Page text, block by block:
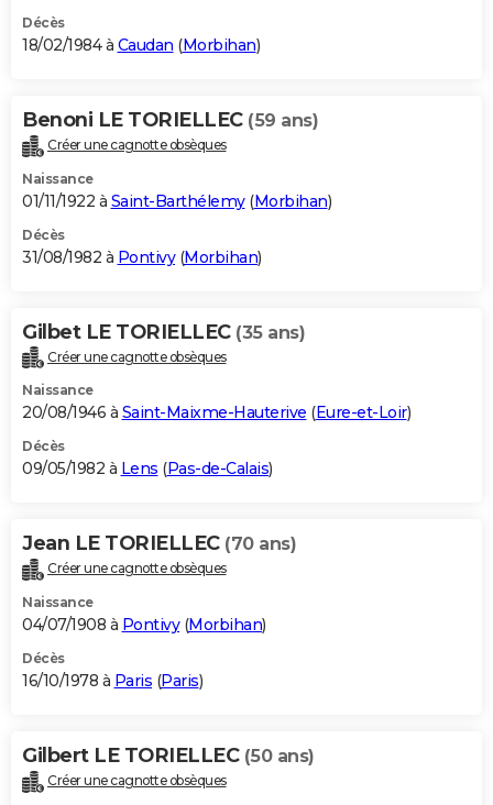
Décès
18/02/1984 à Caudan (Morbihan)
Benoni LE TORIELLEC (59 ans)
Créer une cagnotte obsèques
Naissance
01/11/1922 à Saint-Barthélemy(Morbihan)
Décès
31/08/1982 à Pontivy(Morbihan)
Gilbet LE TORIELLEC (35 ans)
Créer une cagnotte obsèques
Naissance
20/08/1946 à Saint-Maixme-Hauterive (Eure-et-Loir)
Décès
09/05/1982 à Lens (Pas-de-Calais)
Jean LE TORIELLEC (70 ans)
Créer une cagnotte obsèques
Naissance
04/07/1908 à Pontivy(Morbihan)
Décès
16/10/1978 à Paris (Paris)
Gilbert LE TORIELLEC (50 ans)
Créer une cagnotte obsèques